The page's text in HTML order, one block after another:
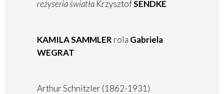
reżyseria światła KrzysztofSENDKE
KAMILA SAMMLER rola Gabriela
WEGRAT
Arthur Schnitzler (1862-1931)